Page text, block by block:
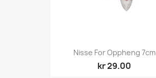
Nisse For Oppheng 7cm
kr 29.00